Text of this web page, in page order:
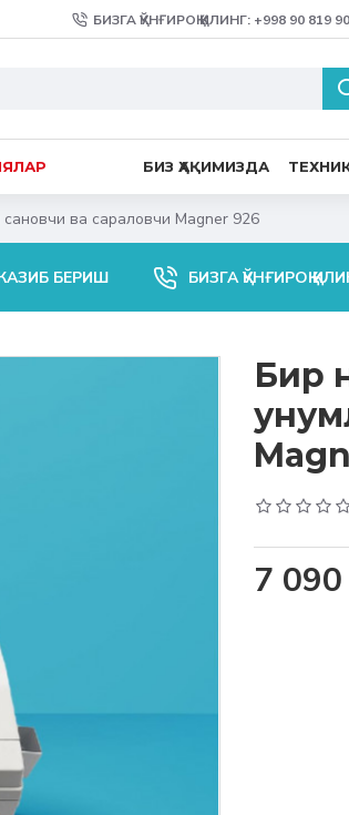
БИЗГА ҚЎНҒИРОҚ ҚИЛИНГ: +998 90 819
БИЗ ҲАҚИМИЗДА
ва сараловчи Magner 926
БЕРИШ БИЗГА ҚЎНҒИРОҚ
Бир
7